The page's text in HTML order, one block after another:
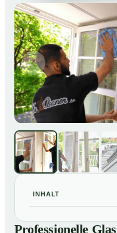
INHALT
01 Professionelle
Professionelle